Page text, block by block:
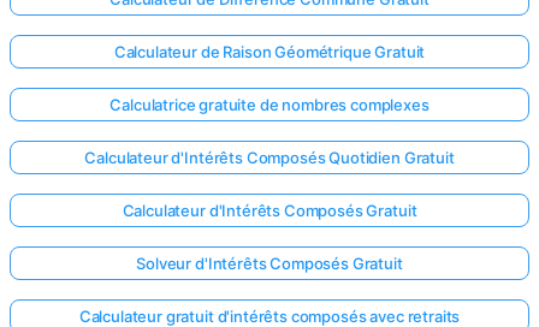
Calculateur de Raison Géométrique Gratuit
Calculatrice gratuite de nombres complexes
Calculateur d'Intérêts Composés Quotidien Gratuit
Calculateur d'Intérêts Composés Gratuit
Solveur d'Intérêts Composés Gratuit
Calculateur gratuit d'intérêts composés avec retraits